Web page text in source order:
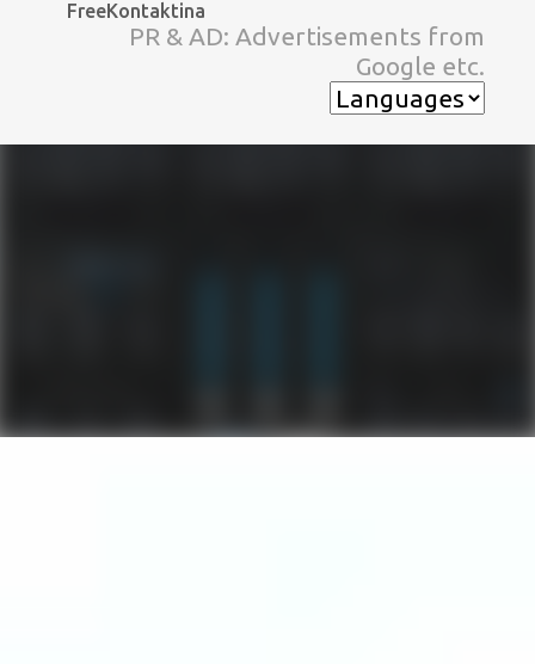
スキップしてメイン コンテンツに移動
FreeKontaktina
PR & AD: Advertisements from
Google etc.